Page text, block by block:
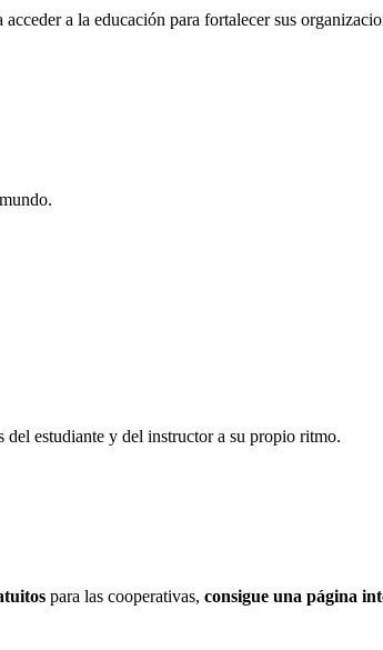
a la educación para fortalecer sus
del estudiante y del instructor a su propio ritmo.
para las cooperativas, consigue una página